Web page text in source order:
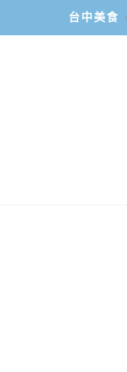
台中美食